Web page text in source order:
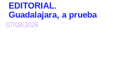
EDITORIAL.
Guadalajara, a prueba
07/08/2026